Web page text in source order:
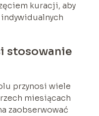
kuracji, aby
stosowanie
przynosi wiele
miesiącach
zaobserwować